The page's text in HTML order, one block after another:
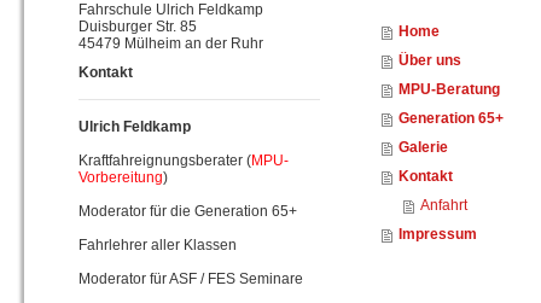
Fahrschule Ulrich Feldkamp
Duisburger Str. 85
45479 Mülheim an der Ruhr
Kontakt
Ulrich Feldkamp
Kraftfahreignungsberater (MPU-
Vorbereitung)
Moderator für die Generation 65+
Fahrlehrer aller Klassen
Moderator für ASF / FES Seminare
Home
Über uns
MPU-Beratung
Generation 65+
Galerie
Kontakt
Anfahrt
Impressum